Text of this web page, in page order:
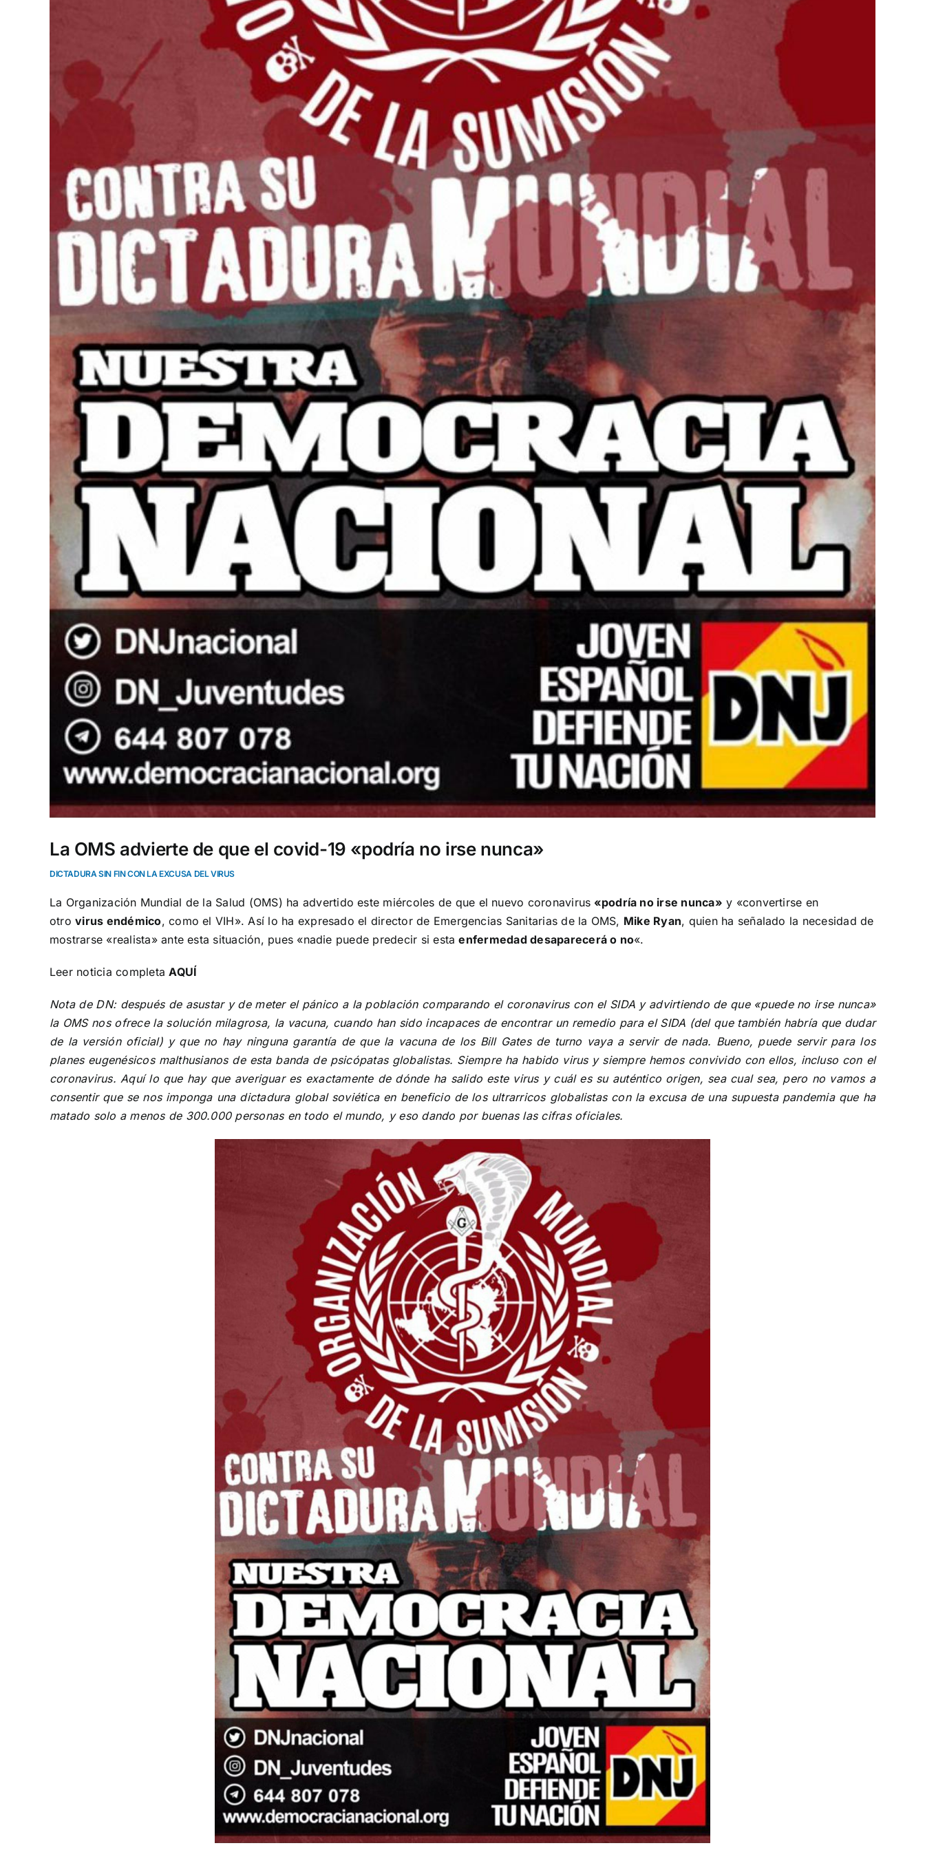
La OMS advierte de que el covid-19 «podría no irse nunca»
DICTADURA SIN FIN CON LA EXCUSA DEL VIRUS
La Organización Mundial de la Salud (OMS) ha advertido este miércoles de que el nuevo coronavirus «podría no irse nunca» y «convertirse en
otrovirus endémico, como el VIH». Así lo ha expresado el director de Emergencias Sanitarias de la OMS, Mike Ryan, quien ha señalado la necesidad de
mostrarse «realista» ante esta situación, pues «nadie puede predecir si estaenfermedad desaparecerá o no«.
Leer noticia completaAQUÍ
Nota de DN: después de asustar y de meter el pánico a la población comparando el coronavirus con el SIDA y advirtiendo de que «puede no irse nunca»
la OMS nos ofrece la solución milagrosa, la vacuna, cuando han sido incapaces de encontrar un remedio para el SIDA (del que también habría que dudar
de la versión oficial) y que no hay ninguna garantía de que la vacuna de los Bill Gates de turno vaya a servir de nada. Bueno, puede servir para los
planes eugenésicos malthusianos de esta banda de psicópatas globalistas. Siempre ha habido virus y siempre hemos convivido con ellos, incluso con el
coronavirus. Aquí lo que hay que averiguar es exactamente de dónde ha salido este virus y cuál es su auténtico origen, sea cual sea, pero no vamos a
consentir que se nos imponga una dictadura global soviética en beneficio de los ultrarricos globalistas con la excusa de una supuesta pandemia que ha
matado solo a menos de 300.000 personas en todo el mundo, y eso dando por buenas las cifras oficiales.